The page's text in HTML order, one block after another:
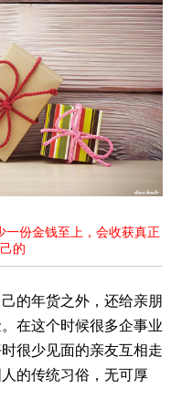
份金钱至上，会收获真正
的
的年货之外，还给亲朋
在这个时候很多企事业
很少见面的亲友互相走
的传统习俗，无可厚